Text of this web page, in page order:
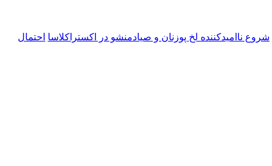
شروع ناامیدکننده لخ پوزنان و صیادمنشو در اکستراکلاسا احتمال